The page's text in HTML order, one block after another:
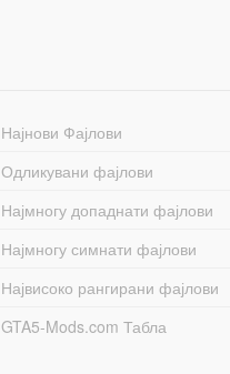
Најнови Фајлови
Одликувани фајлови
Најмногу допаднати фајлови
Најмногу симнати фајлови
Највисоко рангирани фајлови
GTA5-Mods.com Табла